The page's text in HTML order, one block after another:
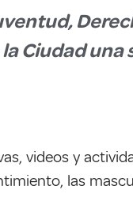
Ciudad
videos y
las